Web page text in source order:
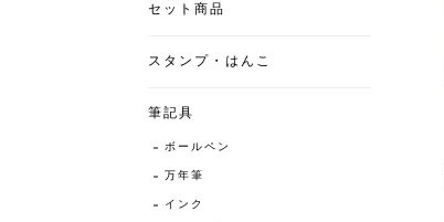
セット商品
スタンプ・はんこ
筆記具
ボールペン
万年筆
インク